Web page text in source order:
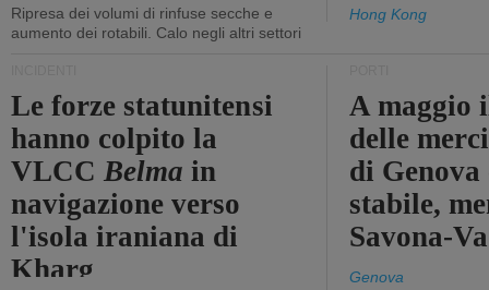
Ripresa dei volumi di rinfuse secche e
aumento dei rotabili. Calo negli altri settori
Hong Kong
Le forze statunitensi
hanno colpito la
VLCCBelma in
navigazione verso
l'isola iraniana di
Kharg
A maggio
delle
di
stabile,
Savona-
Genova